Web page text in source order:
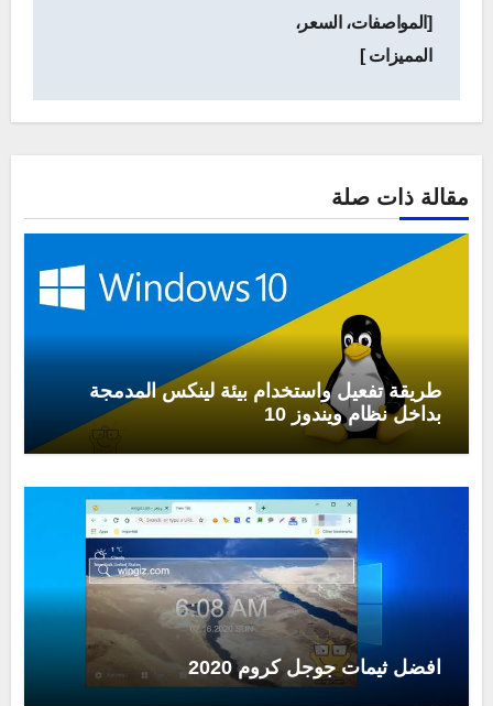
[المواصفات، السعر،
المميزات ]
مقالة ذات صلة
طريقة تفعيل واستخدام بيئة لينكس المدمجة
بداخل نظام ويندوز 10
افضل ثيمات جوجل كروم 2020